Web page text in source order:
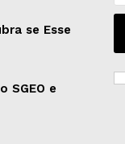
se Esse
SGEO e